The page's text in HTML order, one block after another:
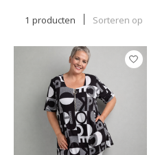
1 producten Sorteren op